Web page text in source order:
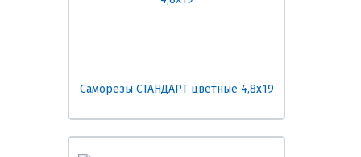
Саморезы СТАНДАРТ цветные 4,8х19